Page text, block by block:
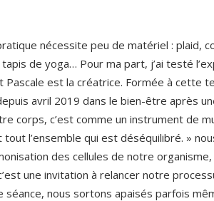
nécessite peu de matériel : plaid,
de yoga… Pour ma part, j’ai testé
Pascale est la créatrice. Formée à cette
avril 2019 dans le bien-être après
corps, c’est comme un instrument de
tout l’ensemble qui est déséquilibré. »
des cellules de notre
une invitation à relancer notre
séance, nous sortons apaisés parfois